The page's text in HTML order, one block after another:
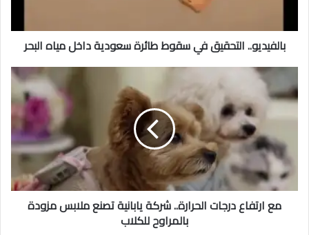
بالفيديو.. التحقيق في سقوط طائرة سعودية داخل مياه البحر
مع ارتفاع درجات الحرارة.. شركة يابانية تصنع ملابس مزودة
بالمراوح للكلاب